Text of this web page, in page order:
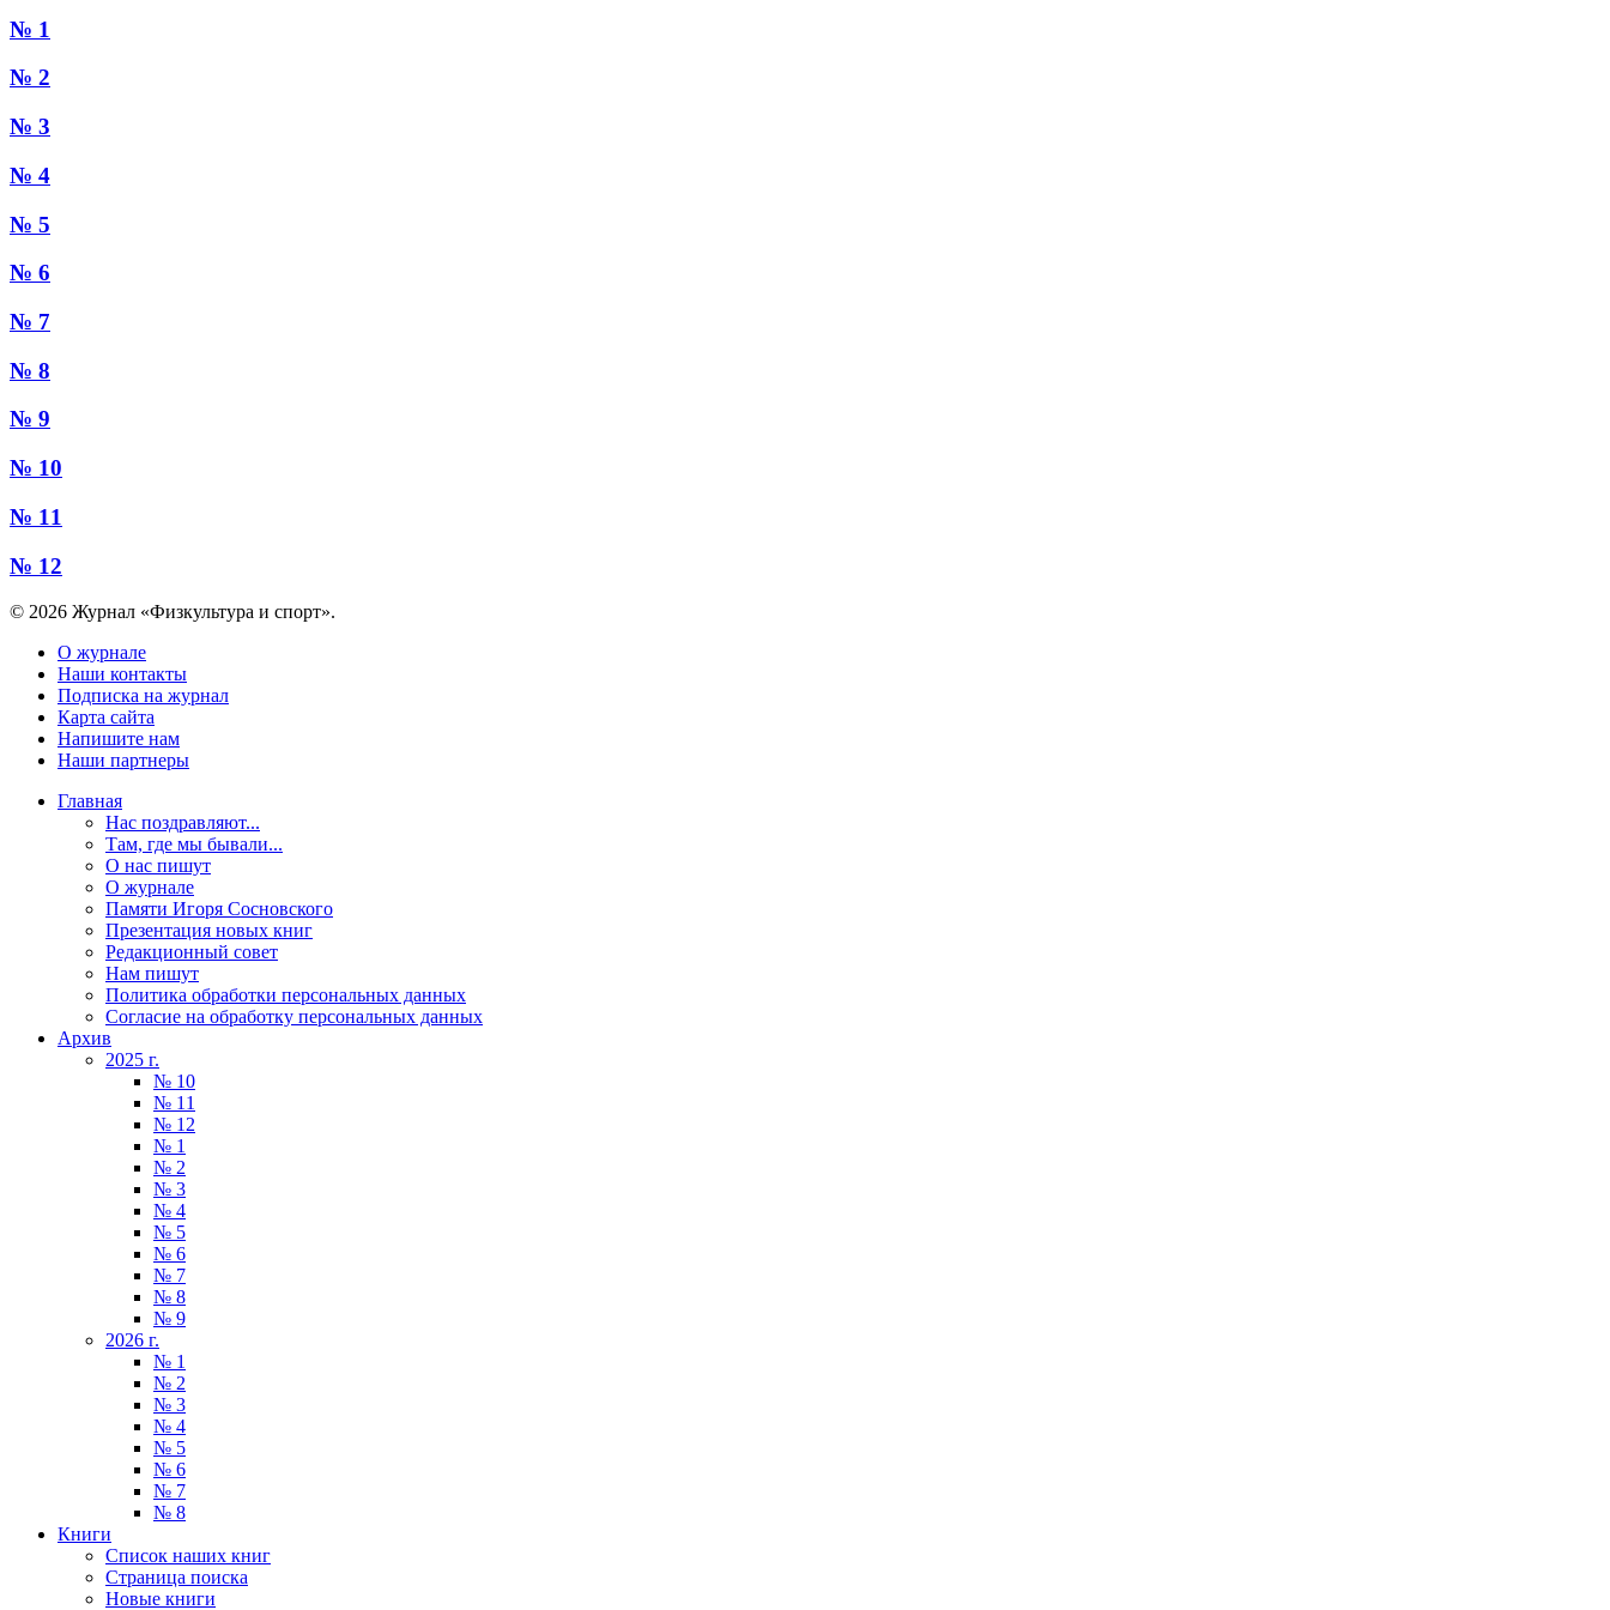
№ 1
№ 2
№ 3
№ 4
№ 5
№ 6
№ 7
№ 8
№ 9
№ 10
№ 11
№ 12
© 2026 Журнал «Физкультура и спорт».
О журнале
Наши контакты
Подписка на журнал
Карта сайта
Напишите нам
Наши партнеры
Главная
Нас поздравляют...
Там, где мы бывали...
О нас пишут
О журнале
Памяти Игоря Сосновского
Презентация новых книг
Редакционный совет
Нам пишут
Политика обработки персональных данных
Согласие на обработку персональных данных
Архив
2025 г.
№ 10
№ 11
№ 12
№ 1
№ 2
№ 3
№ 4
№ 5
№ 6
№ 7
№ 8
№ 9
2026 г.
№ 1
№ 2
№ 3
№ 4
№ 5
№ 6
№ 7
№ 8
Книги
Список наших книг
Страница поиска
Новые книги